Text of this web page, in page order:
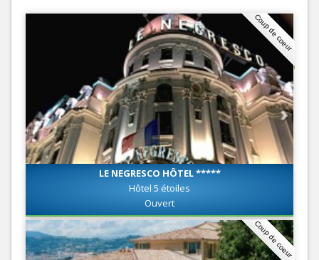
Coup de coeur
LE NEGRESCO HÔTEL *****
Hôtel 5 étoiles
Ouvert
Coup de coeur